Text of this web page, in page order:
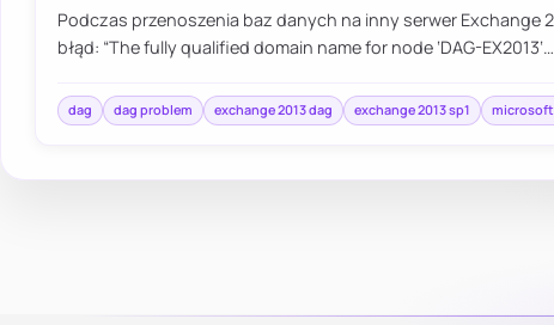
Podczas przenoszenia baz danych na inny serwer Exchange
błąd: “The fully qualified domain name for node ‘DAG-EX2013‘…
dag dag problem exchange 2013 dag exchange 2013 sp1 microsoft